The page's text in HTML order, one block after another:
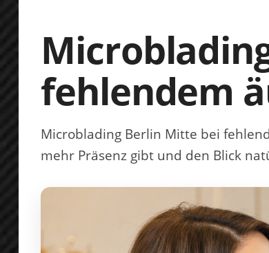
fehlendem
Microblading Berlin Mitte bei
mehr Präsenz gibt und den Blick